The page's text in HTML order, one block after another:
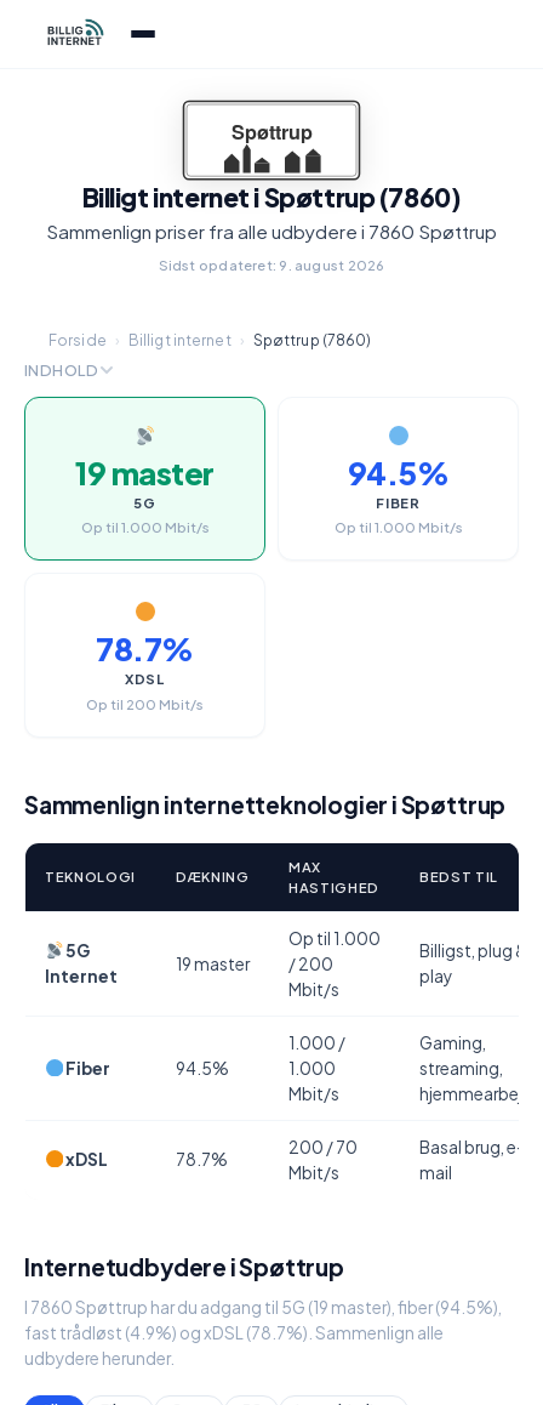
Billigt internet i Spøttrup (7860)
Sammenlign priser fra alle udbydere i 7860 Spøttrup
Sidst opdateret: 9. august 2026
Forside › Billigt internet › Spøttrup (7860)
INDHOLD
19 master
5G
Op til 1.000 Mbit/s
94.5%
FIBER
Op til 1.000 Mbit/s
78.7%
XDSL
Op til 200 Mbit/s
Sammenlign internetteknologier i Spøttrup
TEKNOLOGI DÆKNING
MAX
HASTIGHED
BEDST TIL
5G
Internet
19 master
Op til 1.000
/ 200
Mbit/s
Billigst, plug &
play
Fiber 94.5%
1.000 /
1.000
Mbit/s
Gaming,
streaming,
hjemmearbejde
xDSL 78.7%
200 / 70
Mbit/s
Basal brug, e-
mail
Internetudbydere i Spøttrup
I 7860 Spøttrup har du adgang til 5G (19 master), fiber (94.5%),
fast trådløst (4.9%) og xDSL (78.7%). Sammenlign alle
udbydere herunder.